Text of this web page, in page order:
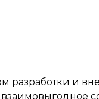
разработки и